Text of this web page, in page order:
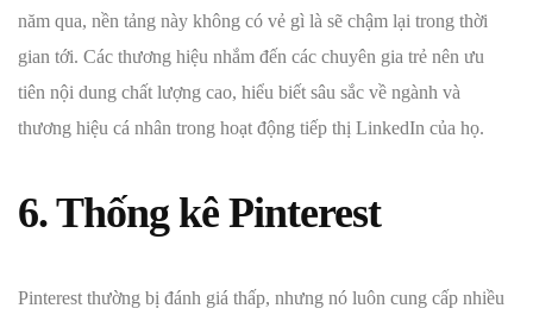
năm qua, nền tảng này không có vẻ gì là sẽ chậm lại trong thời
gian tới. Các thương hiệu nhắm đến các chuyên gia trẻ nên ưu
tiên nội dung chất lượng cao, hiểu biết sâu sắc về ngành và
thương hiệu cá nhân trong hoạt động tiếp thị LinkedIn của họ.
6. Thống kê Pinterest
Pinterest thường bị đánh giá thấp, nhưng nó luôn cung cấp nhiều